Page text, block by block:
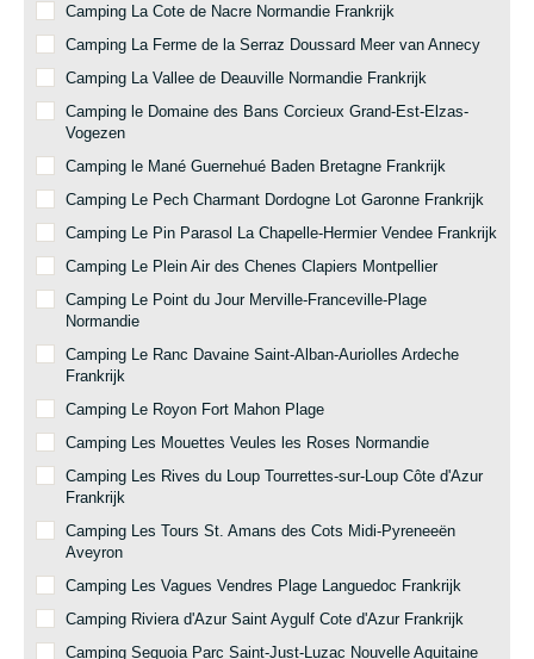
Camping La Cote de Nacre Normandie Frankrijk
Camping La Ferme de la Serraz Doussard Meer van Annecy
Camping La Vallee de Deauville Normandie Frankrijk
Camping le Domaine des Bans Corcieux Grand-Est-Elzas-
Vogezen
Camping le Mané Guernehué Baden Bretagne Frankrijk
Camping Le Pech Charmant Dordogne Lot Garonne Frankrijk
Camping Le Pin Parasol La Chapelle-Hermier Vendee Frankrijk
Camping Le Plein Air des Chenes Clapiers Montpellier
Camping Le Point du Jour Merville-Franceville-Plage
Normandie
Camping Le Ranc Davaine Saint-Alban-Auriolles Ardeche
Frankrijk
Camping Le Royon Fort Mahon Plage
Camping Les Mouettes Veules les Roses Normandie
Camping Les Rives du Loup Tourrettes-sur-Loup Côte d'Azur
Frankrijk
Camping Les Tours St. Amans des Cots Midi-Pyreneeën
Aveyron
Camping Les Vagues Vendres Plage Languedoc Frankrijk
Camping Riviera d'Azur Saint Aygulf Cote d'Azur Frankrijk
Camping Sequoia Parc Saint-Just-Luzac Nouvelle Aquitaine